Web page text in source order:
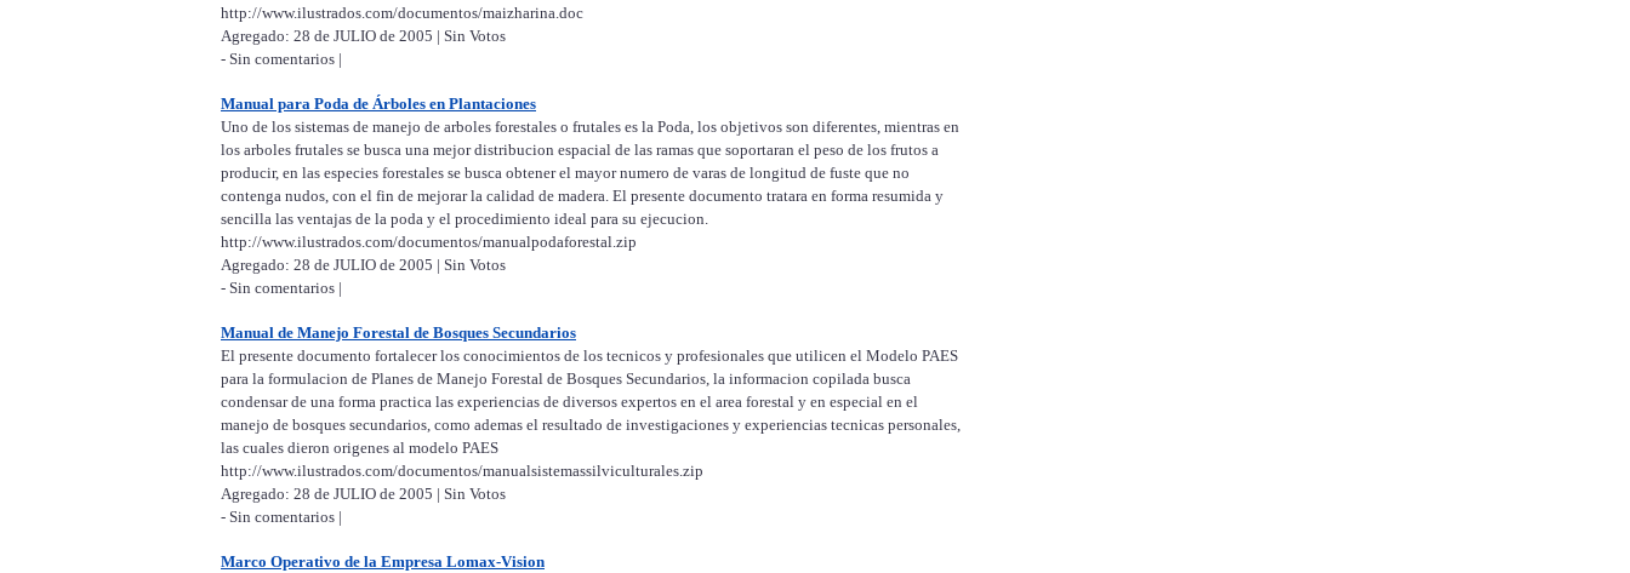
http://www.ilustrados.com/documentos/maizharina.doc
Agregado: 28 de JULIO de 2005 | Sin Votos
- Sin comentarios |
Manual para Poda de Árboles en Plantaciones
Uno de los sistemas de manejo de arboles forestales o frutales es la Poda, los objetivos son diferentes, mientras en
los arboles frutales se busca una mejor distribucion espacial de las ramas que soportaran el peso de los frutos a
producir, en las especies forestales se busca obtener el mayor numero de varas de longitud de fuste que no
contenga nudos, con el fin de mejorar la calidad de madera. El presente documento tratara en forma resumida y
sencilla las ventajas de la poda y el procedimiento ideal para su ejecucion.
http://www.ilustrados.com/documentos/manualpodaforestal.zip
Agregado: 28 de JULIO de 2005 | Sin Votos
- Sin comentarios |
Manual de Manejo Forestal de Bosques Secundarios
El presente documento fortalecer los conocimientos de los tecnicos y profesionales que utilicen el Modelo PAES
para la formulacion de Planes de Manejo Forestal de Bosques Secundarios, la informacion copilada busca
condensar de una forma practica las experiencias de diversos expertos en el area forestal y en especial en el
manejo de bosques secundarios, como ademas el resultado de investigaciones y experiencias tecnicas personales,
las cuales dieron origenes al modelo PAES
http://www.ilustrados.com/documentos/manualsistemassilviculturales.zip
Agregado: 28 de JULIO de 2005 | Sin Votos
- Sin comentarios |
Marco Operativo de la Empresa Lomax-Vision